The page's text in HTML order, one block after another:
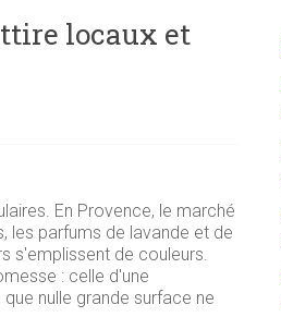
locaux et
En Provence, le marché
les parfums de lavande et de
s'emplissent de couleurs.
: celle d'une
nulle grande surface ne